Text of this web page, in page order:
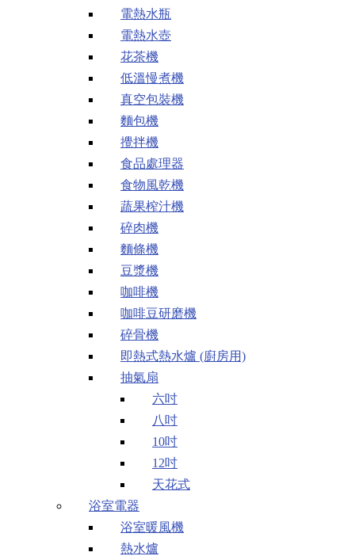
電熱水瓶
電熱水壺
花茶機
低溫慢煮機
真空包裝機
麵包機
攪拌機
食品處理器
食物風乾機
蔬果榨汁機
碎肉機
麵條機
豆漿機
咖啡機
咖啡豆研磨機
碎骨機
即熱式熱水爐 (廚房用)
抽氣扇
六吋
八吋
10吋
12吋
天花式
浴室電器
浴室暖風機
熱水爐